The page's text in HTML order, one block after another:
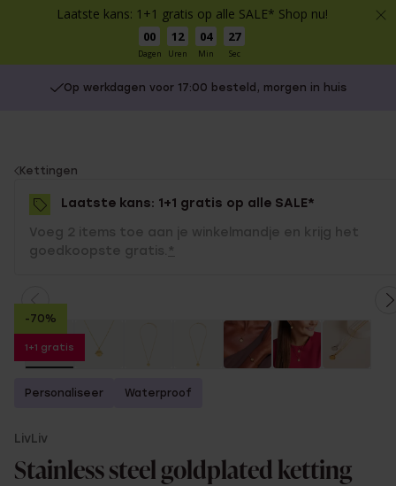
Laatste kans: 1+1 gratis op alle SALE* Shop nu!
00
Dagen
12
Uren
04
Min
27
Sec
Op werkdagen voor 17:00 besteld, morgen in huis
You
are
here:
Kettingen
Laatste kans: 1+1 gratis op alle SALE*
Voeg 2 items toe aan je winkelmandje en krijg het
goedkoopste gratis. *
-70%
1+1 gratis
Personaliseer Waterproof
LivLiv
Stainless steel goldplated ketting